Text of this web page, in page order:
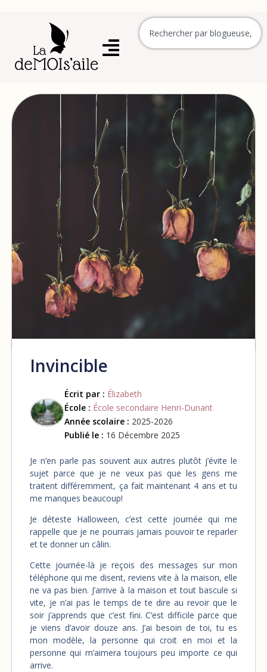
Invincible
Écrit par : Élizabeth
École : École secondaire Henri-Dunant
Année scolaire : 2025-2026
Publié le : 16 Décembre 2025
Je n’en parle pas souvent aux autres plutôt j’évite le
sujet parce que je ne veux pas que les gens me
traitent différemment, ça fait maintenant 4 ans et tu
me manques beaucoup!
Je déteste Halloween, c’est cette journée qui me
rappelle que je ne pourrais jamais pouvoir te reparler
et te donner un câlin.
Cette journée-là je reçois des messages sur mon
téléphone qui me disent, reviens vite à la maison, elle
ne va pas bien. J’arrive à la maison et tout bascule si
vite, je n’ai pas le temps de te dire au revoir que le
soir j’apprends que c’est fini. C’est difficile parce que
je viens d’avoir douze ans. J’ai besoin de toi, tu es
mon modèle, la personne qui croit en moi et la
personne qui m’aimera toujours peu importe ce qui
arrive.